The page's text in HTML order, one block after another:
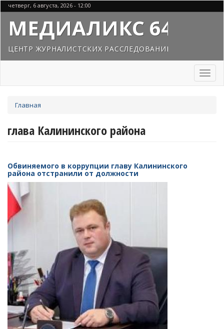
Перейти
к
основному
содержанию
четверг, 6 августа, 2026 - 12:00
МЕДИАЛИКС 64
ЦЕНТР ЖУРНАЛИСТСКИХ РАССЛЕДОВАНИЙ
Toggle
здесь
Главная
глава Калининского района
Обвиняемого в коррупции главу Калининского
района отстранили от должности